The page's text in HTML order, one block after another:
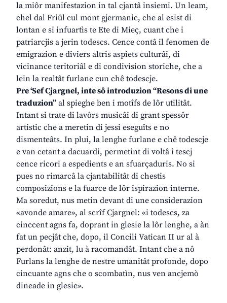
la miôr manifestazion in tal cjantâ insiemi. Un leam,
chel dal Friûl cul mont gjermanic, che al esist di
lontan e si infuartìs te Ete di Mieç, cuant che i
patriarcjis a jerin todescs. Cence contâ il fenomen de
emigrazion e diviers altris aspiets culturâi, di
vicinance teritoriâl e di condivision storiche, che a
lein la realtât furlane cun chê todescje.
Pre ‘Sef Cjargnel, inte sô introduzion “Resons di une
traduzion” al spieghe ben i motîfs de lôr utilitât.
Intant si trate di lavôrs musicâi di grant spessôr
artistic che a meretin di jessi eseguîts e no
dismenteâts. In plui, la lenghe furlane e chê todescje
e van cetant a dacuardi, permetint di voltâ i tescj
cence ricori a espedients e an sfuarçaduris. No si
pues no rimarcâ la cjantabilitât di chestis
composizions e la fuarce de lôr ispirazion interne.
Ma soredut, nus metin devant di une considerazion
«avonde amare», al scrîf Cjargnel: «i todescs, za
cinccent agns fa, doprant in glesie la lôr lenghe, a àn
fat un pecjât che, dopo, il Concili Vatican II ur al à
perdonât: anzit, lu à racomandât. Intant che a nô
Furlans la lenghe de nestre umanitât profonde, dopo
cincuante agns che o scombatìn, nus ven ancjemò
dineade in glesie».